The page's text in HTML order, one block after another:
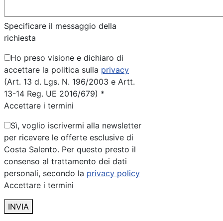
Specificare il messaggio della
richiesta
Ho preso visione e dichiaro di
accettare la politica sulla privacy
(Art. 13 d. Lgs. N. 196/2003 e Artt.
13-14 Reg. UE 2016/679) *
Accettare i termini
Sì, voglio iscrivermi alla newsletter
per ricevere le offerte esclusive di
Costa Salento. Per questo presto il
consenso al trattamento dei dati
personali, secondo la privacy policy
Accettare i termini
INVIA